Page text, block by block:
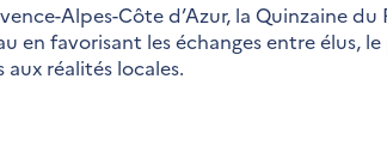
Alpes-Côte d’Azur, la Quinzaine
en favorisant les échanges entre élus,
réalités locales.